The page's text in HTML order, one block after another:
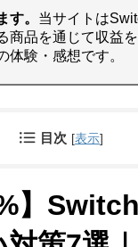
す。 当サイトは
商品を通じて収益
験・感想です。
目次 [表示]
】